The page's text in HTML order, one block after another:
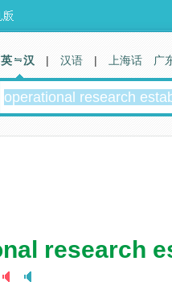
research
英 汉 | 汉语 | 上海话 广